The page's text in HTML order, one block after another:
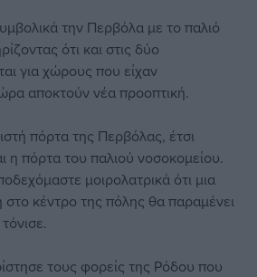
την Περβόλα με το παλιό
ότι και στις δύο
για χώρους που είχαν
αποκτούν νέα προοπτική.
πόρτα της Περβόλας, έτσι
η πόρτα του παλιού νοσοκομείου.
μοιρολατρικά ότι μια
κέντρο της πόλης θα παραμένει
τους φορείς της Ρόδου που